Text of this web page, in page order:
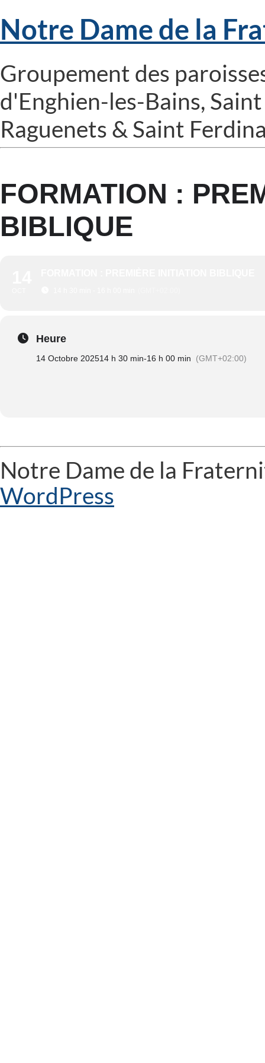
Notre Dame de la
Groupement des
d'Enghien-les-Bains,
Raguenets & Saint
FORMATION :
BIBLIQUE
Heure
14 Octobre 202514 h 30 min-16 h 00 min (GMT+02:00)
Notre Dame de la
WordPress